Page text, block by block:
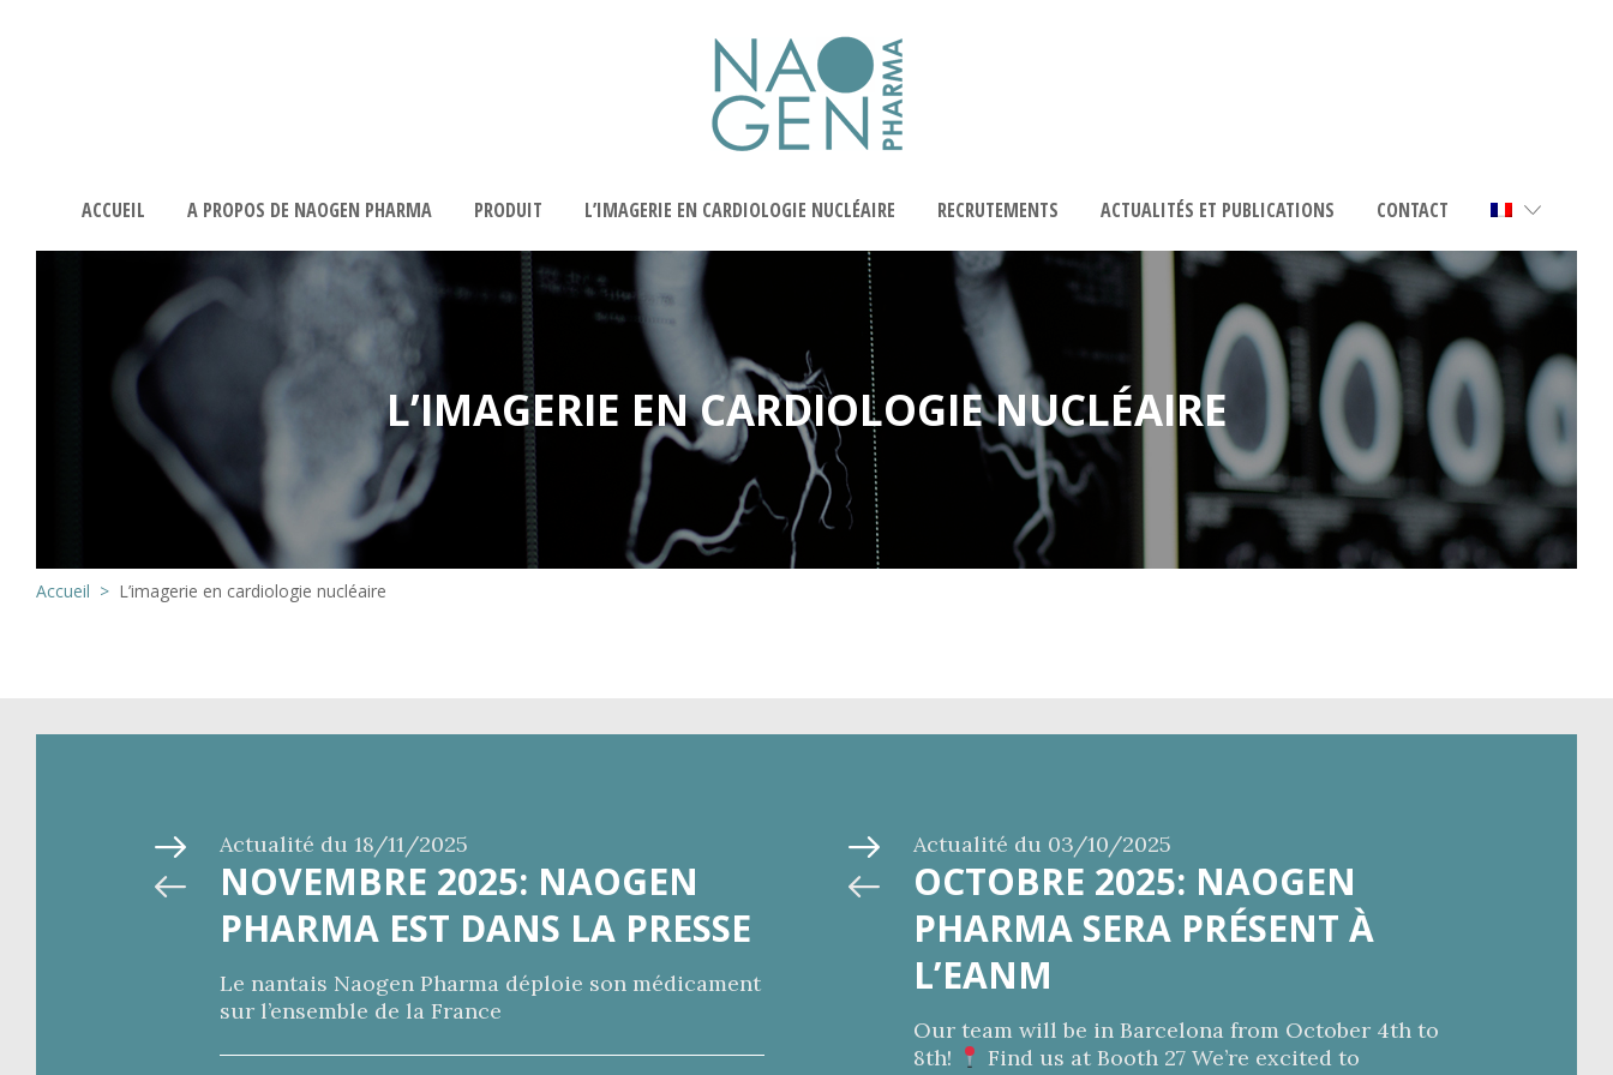
ACCUEIL A PROPOS DE NAOGEN PHARMA PRODUIT L’IMAGERIE EN CARDIOLOGIE NUCLÉAIRE RECRUTEMENTS ACTUALITÉS ET PUBLICATIONS CONTACT
L’IMAGERIE EN CARDIOLOGIE NUCLÉAIRE
Accueil L’imagerie en cardiologie nucléaire
Actualité du 18/11/2025
NOVEMBRE 2025: NAOGEN
PHARMA EST DANS LA PRESSE
Le nantais Naogen Pharma déploie son médicament
sur l’ensemble de la France
Actualité du 03/10/2025
OCTOBRE 2025: NAOGEN
PHARMA SERA PRÉSENT À
L’EANM
Our team will be in Barcelona from October 4th to
8th!
Find us at Booth 27 We’re excited to